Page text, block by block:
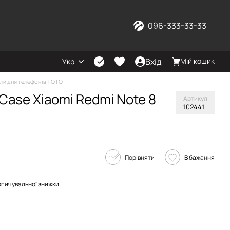
096-333-33-33
Укр Вхід Мій кошик
для телефонів TOTO
Xiaomi Redmi Note 8
Артикул
102441
Порівняти В бажання
знижки